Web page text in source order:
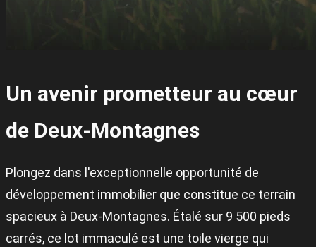
Un avenir prometteur au cœur
de Deux-Montagnes
Plongez dans l'exceptionnelle opportunité de
développement immobilier que constitue ce terrain
spacieux à Deux-Montagnes. Étalé sur 9 500 pieds
carrés, ce lot immaculé est une toile vierge qui